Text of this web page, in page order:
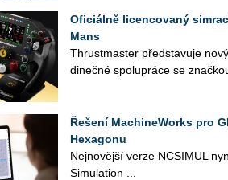
Oficiálně licencovaný
Mans
Thrust­mas­ter před­sta­vu­je
di­neč­né spo­lu­prá­ce se
Řešení MachineWorks pro
Hexagonu
Nej­no­věj­ší verze NC­SI­MUL
Si­mu­lati­on ...